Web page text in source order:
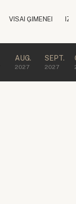
VISAI ĢIMENEI
AUG.
2027
SEPT.
2027